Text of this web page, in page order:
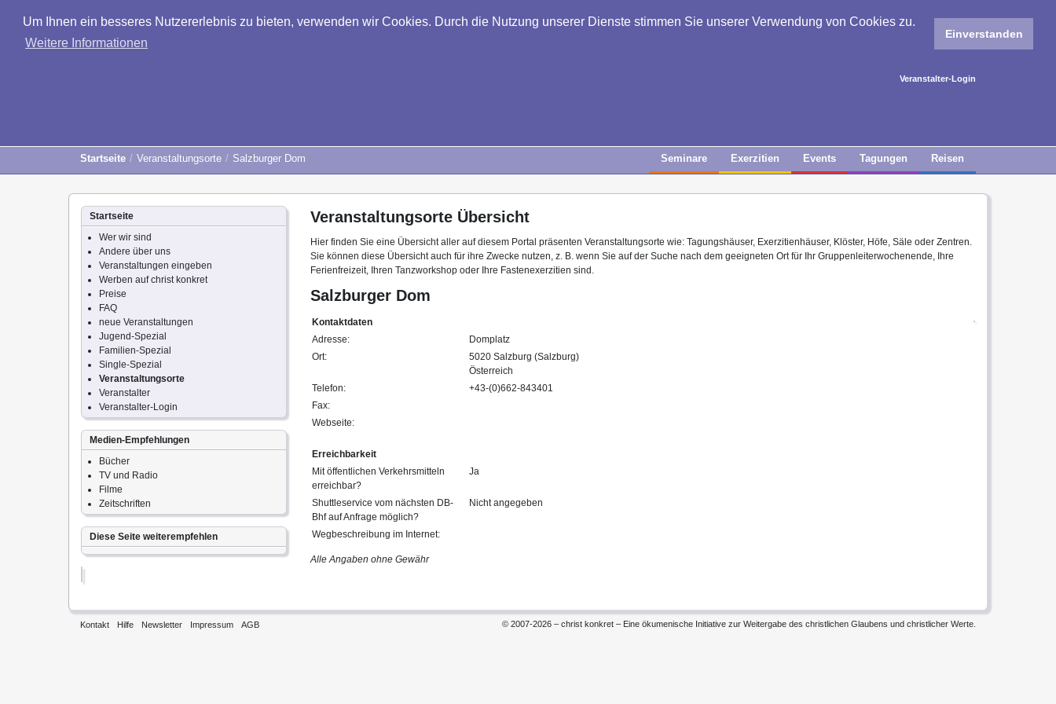
Um Ihnen ein besseres Nutzererlebnis zu bieten, verwenden wir Cookies. Durch die Nutzung unserer Dienste stimmen Sie unserer Verwendung von Cookies zu.
Weitere Informationen
Einverstanden
Veranstalter-Login
Startseite Veranstaltungsorte Salzburger Dom Seminare Exerzitien Events Tagungen Reisen
Veranstaltungsorte Übersicht
Hier finden Sie eine Übersicht aller auf diesem Portal präsenten Veranstaltungsorte wie: Tagungshäuser, Exerzitienhäuser, Klöster, Höfe, Säle oder Zentren.
Sie können diese Übersicht auch für ihre Zwecke nutzen, z. B. wenn Sie auf der Suche nach dem geeigneten Ort für Ihr Gruppenleiterwochenende, Ihre
Ferienfreizeit, Ihren Tanzworkshop oder Ihre Fastenexerzitien sind.
Salzburger Dom
Kontaktdaten
Adresse:
Domplatz
Ort:
5020 Salzburg (Salzburg)
Österreich
Telefon:
+43-(0)662-843401
Fax:
Webseite:
Erreichbarkeit
Mit öffentlichen Verkehrsmitteln
erreichbar?
Ja
Shuttleservice vom nächsten DB-
Bhf auf Anfrage möglich?
Nicht angegeben
Wegbeschreibung im Internet:
Alle Angaben ohne Gewähr
Startseite
Wer wir sind
Andere über uns
Veranstaltungen eingeben
Werben auf christ konkret
Preise
FAQ
neue Veranstaltungen
Jugend-Spezial
Familien-Spezial
Single-Spezial
Veranstaltungsorte
Veranstalter
Veranstalter-Login
Medien-Empfehlungen
Bücher
TV und Radio
Filme
Zeitschriften
Diese Seite weiterempfehlen
Kontakt Hilfe Newsletter Impressum AGB © 2007-2026 – christ konkret – Eine ökumenische Initiative zur Weitergabe des christlichen Glaubens und christlicher Werte.